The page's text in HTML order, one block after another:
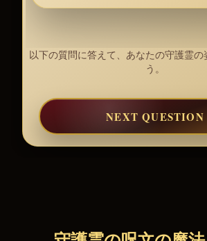
以下の質問に答えて、あなたの守護霊の
う。
NEXT QUESTION